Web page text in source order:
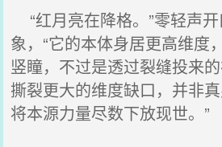
“红月亮在降格。”零轻声
象，“它的本体身居更高维度
竖瞳，不过是透过裂缝投来
撕裂更大的维度缺口，并非
将本源力量尽数下放现世。”